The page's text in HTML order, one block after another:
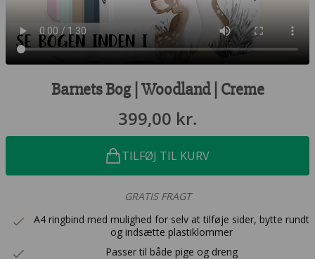
Barnets Bog | Woodland | Creme
399,00 kr.
TILFØJ TIL KURV
GRATIS FRAGT
A4 ringbind med mulighed for selv at tilføje sider, bytte rundt
og indsætte plastiklommer
Passer til både pige og dreng